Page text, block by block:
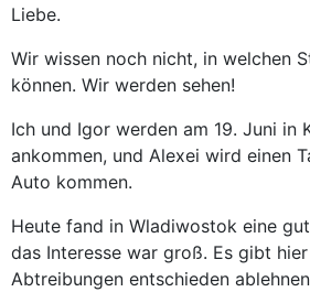
Liebe.
Wir wissen noch nicht, in welchen
können. Wir werden sehen!
Ich und Igor werden am 19. Juni in
ankommen, und Alexei wird einen
Auto kommen.
Heute fand in Wladiwostok eine
das Interesse war groß. Es gibt
Abtreibungen entschieden